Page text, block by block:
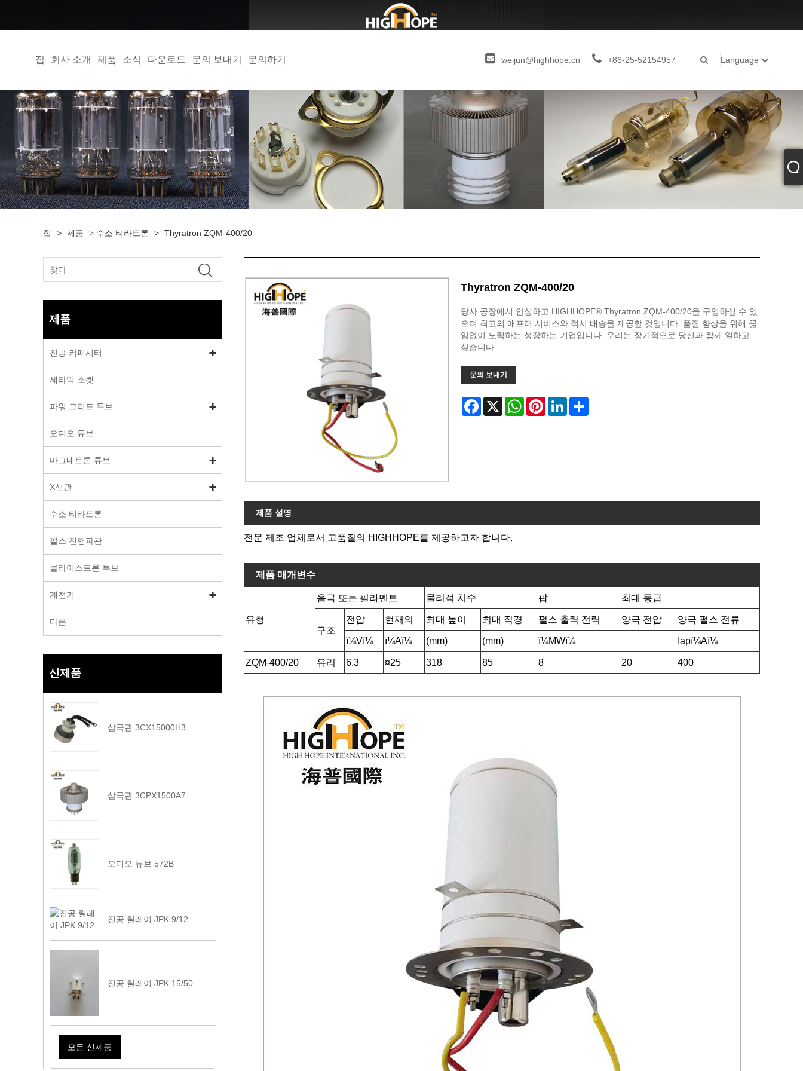
집 회사 소개 제품 소식 다운로드 문의 보내기 문의하기 weijun@highhope.cn +86-25-52154957 Language
집 > 제품 > 수소 티라트론 > Thyratron ZQM-400/20
제품
진공 커패시터
세라믹 소켓
파워 그리드 튜브
오디오 튜브
마그네트론 튜브
X선관
수소 티라트론
펄스 진행파관
클라이스트론 튜브
계전기
다른
신제품
삼극관 3CX15000H3
삼극관 3CPX1500A7
오디오 튜브 572B
진공 릴레이 JPK 9/12
진공 릴레이 JPK 15/50
모든 신제품
Thyratron ZQM-400/20
당사 공장에서 안심하고 HIGHHOPE® Thyratron ZQM-400/20을 구입하실 수 있
으며 최고의 애프터 서비스와 적시 배송을 제공할 것입니다. 품질 향상을 위해 끊
임없이 노력하는 성장하는 기업입니다. 우리는 장기적으로 당신과 함께 일하고
싶습니다.
문의 보내기
Facebook
X WhatsAppPinterestLinkedInShare
제품 설명
전문 제조 업체로서 고품질의 HIGHHOPE를 제공하고자 합니다.
제품 매개변수
유형
음극 또는 필라멘트 물리적 치수 팝 최대 등급
구조
전압 현재의 최대 높이 최대 직경 펄스 출력 전력 양극 전압 양극 펄스 전류
ï¼Vï¼ ï¼Aï¼ (mm) (mm) ï¼MWï¼ Iapï¼Aï¼
ZQM-400/20 유리 6.3 ¤25 318 85 8 20 400